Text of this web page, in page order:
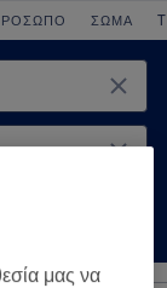
ΣΏΜΑ
μας να